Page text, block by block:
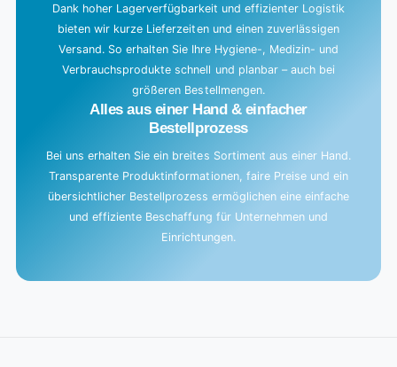
Dank hoher Lagerverfügbarkeit und effizienter Logistik
bieten wir kurze Lieferzeiten und einen zuverlässigen
Versand. So erhalten Sie Ihre Hygiene-, Medizin- und
Verbrauchsprodukte schnell und planbar – auch bei
größeren Bestellmengen.
Alles aus einer Hand & einfacher
Bestellprozess
Bei uns erhalten Sie ein breites Sortiment aus einer Hand.
Transparente Produktinformationen, faire Preise und ein
übersichtlicher Bestellprozess ermöglichen eine einfache
und effiziente Beschaffung für Unternehmen und
Einrichtungen.